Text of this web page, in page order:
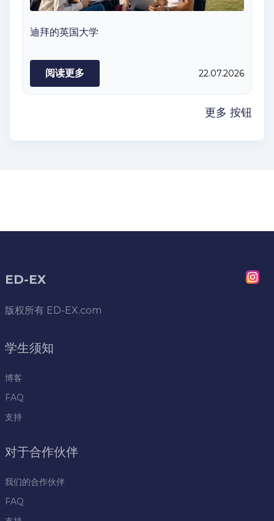
迪拜的英国大学
阅读更多 22.07.2026
更多 按钮
ED-EX
版权所有 ED-EX.com
学生须知
博客
FAQ
支持
对于合作伙伴
我们的合作伙伴
FAQ